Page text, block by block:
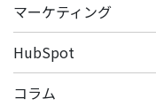
マーケティング
HubSpot
コラム